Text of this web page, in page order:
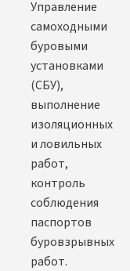
Управление
самоходными
буровыми
установками
(СБУ),
выполнение
изоляционных
и ловильных
работ,
контроль
соблюдения
паспортов
буровзрывных
работ.